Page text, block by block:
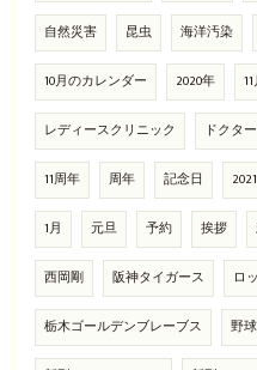
自然災害 昆虫 海洋汚染
10月のカレンダー 2020年
レディースクリニック ドクター
11周年 周年 記念日
1月 元旦 予約 挨拶
西岡剛 阪神タイガース ロ
栃木ゴールデンブレーブス 野